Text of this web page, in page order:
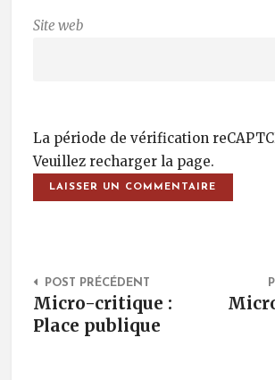
Site web
La période de vérification
Veuillez recharger la page.
Post
POST PRÉCÉDENT
Micro-critique :
Place publique